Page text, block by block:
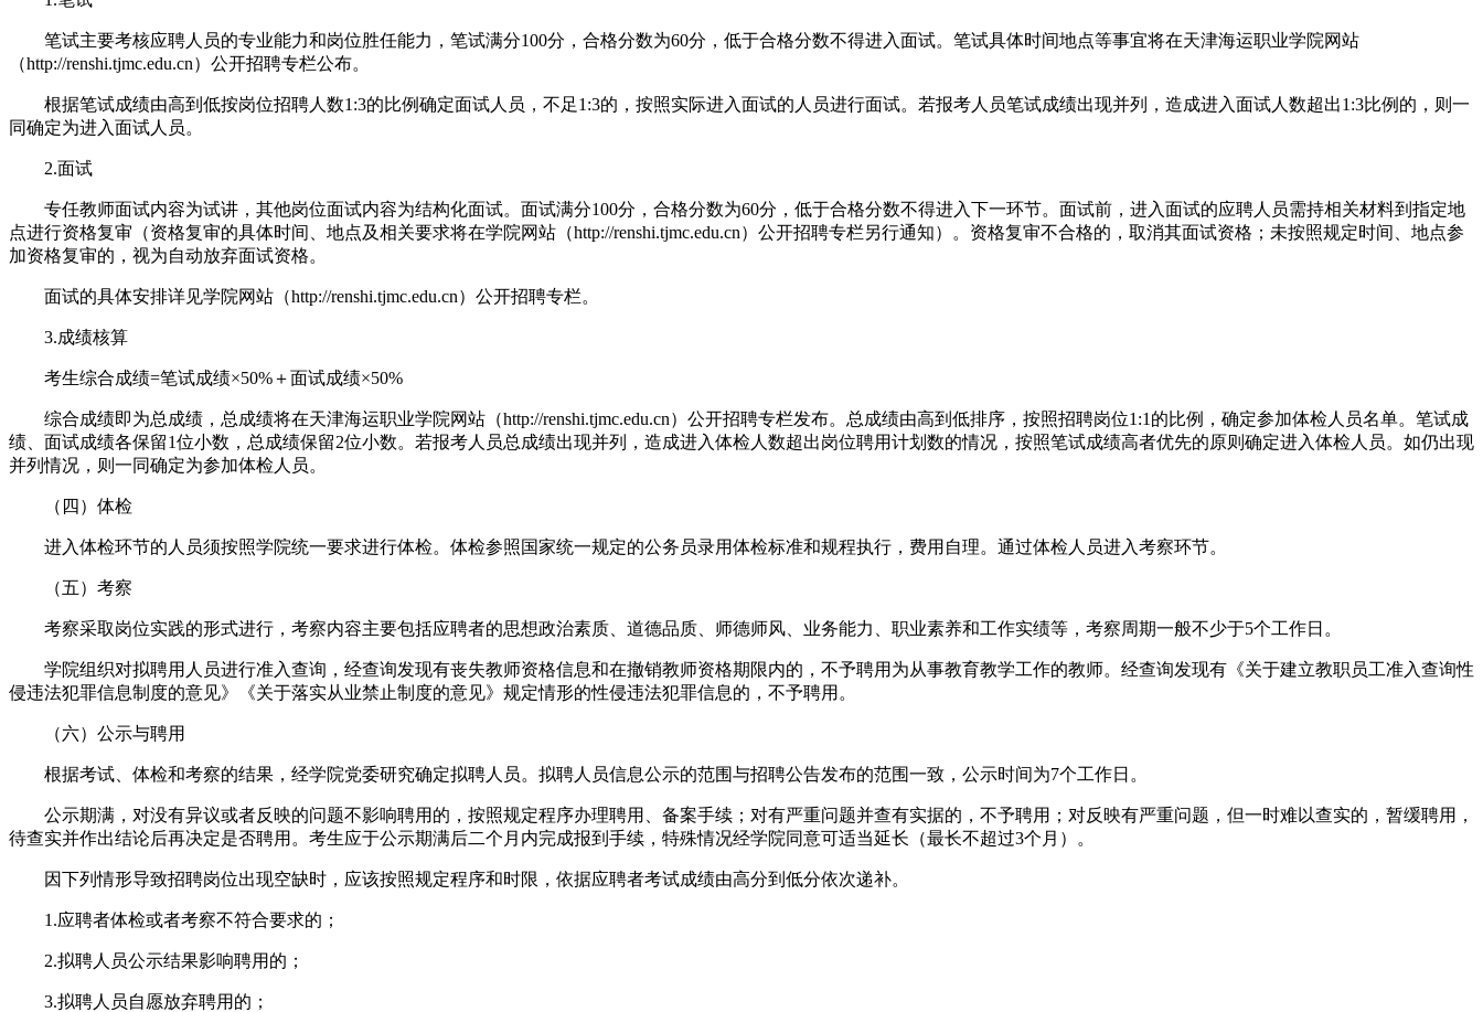
笔试主要考核应聘人员的专业能力和岗位胜任能力，笔试满分100分，合格分数为60分，低于合格分数不得进入面试。笔试具体时间地点等事宜将在天津海运职业学院网站
（http://renshi.tjmc.edu.cn）公开招聘专栏公布。
根据笔试成绩由高到低按岗位招聘人数1:3的比例确定面试人员，不足1:3的，按照实际进入面试的人员进行面试。若报考人员笔试成绩出现并列，造成进入面试人数超出1:3比例的，则一
同确定为进入面试人员。
2.面试
专任教师面试内容为试讲，其他岗位面试内容为结构化面试。面试满分100分，合格分数为60分，低于合格分数不得进入下一环节。面试前，进入面试的应聘人员需持相关材料到指定地
点进行资格复审（资格复审的具体时间、地点及相关要求将在学院网站（http://renshi.tjmc.edu.cn）公开招聘专栏另行通知）。资格复审不合格的，取消其面试资格；未按照规定时间、地点参
加资格复审的，视为自动放弃面试资格。
面试的具体安排详见学院网站（http://renshi.tjmc.edu.cn）公开招聘专栏。
3.成绩核算
考生综合成绩=笔试成绩×50%＋面试成绩×50%
综合成绩即为总成绩，总成绩将在天津海运职业学院网站（http://renshi.tjmc.edu.cn）公开招聘专栏发布。总成绩由高到低排序，按照招聘岗位1:1的比例，确定参加体检人员名单。笔试成
绩、面试成绩各保留1位小数，总成绩保留2位小数。若报考人员总成绩出现并列，造成进入体检人数超出岗位聘用计划数的情况，按照笔试成绩高者优先的原则确定进入体检人员。如仍出现
并列情况，则一同确定为参加体检人员。
（四）体检
进入体检环节的人员须按照学院统一要求进行体检。体检参照国家统一规定的公务员录用体检标准和规程执行，费用自理。通过体检人员进入考察环节。
（五）考察
考察采取岗位实践的形式进行，考察内容主要包括应聘者的思想政治素质、道德品质、师德师风、业务能力、职业素养和工作实绩等，考察周期一般不少于5个工作日。
学院组织对拟聘用人员进行准入查询，经查询发现有丧失教师资格信息和在撤销教师资格期限内的，不予聘用为从事教育教学工作的教师。经查询发现有《关于建立教职员工准入查询性
侵违法犯罪信息制度的意见》《关于落实从业禁止制度的意见》规定情形的性侵违法犯罪信息的，不予聘用。
（六）公示与聘用
根据考试、体检和考察的结果，经学院党委研究确定拟聘人员。拟聘人员信息公示的范围与招聘公告发布的范围一致，公示时间为7个工作日。
公示期满，对没有异议或者反映的问题不影响聘用的，按照规定程序办理聘用、备案手续；对有严重问题并查有实据的，不予聘用；对反映有严重问题，但一时难以查实的，暂缓聘用，
待查实并作出结论后再决定是否聘用。考生应于公示期满后二个月内完成报到手续，特殊情况经学院同意可适当延长（最长不超过3个月）。
因下列情形导致招聘岗位出现空缺时，应该按照规定程序和时限，依据应聘者考试成绩由高分到低分依次递补。
1.应聘者体检或者考察不符合要求的；
2.拟聘人员公示结果影响聘用的；
3.拟聘人员自愿放弃聘用的；